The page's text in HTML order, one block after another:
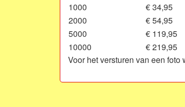
1000
€ 34,95
2000
€ 54,95
5000
€ 119,95
10000
€ 219,95
Voor het versturen van een